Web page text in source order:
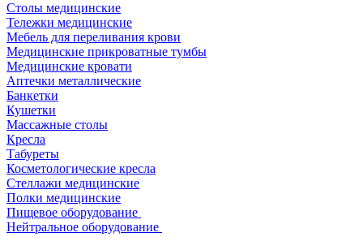
Столы медицинские
Тележки медицинские
Мебель для переливания крови
Медицинские прикроватные тумбы
Медицинские кровати
Аптечки металлические
Банкетки
Кушетки
Массажные столы
Кресла
Табуреты
Косметологические кресла
Стеллажи медицинские
Полки медицинские
Пищевое оборудование
Нейтральное оборудование